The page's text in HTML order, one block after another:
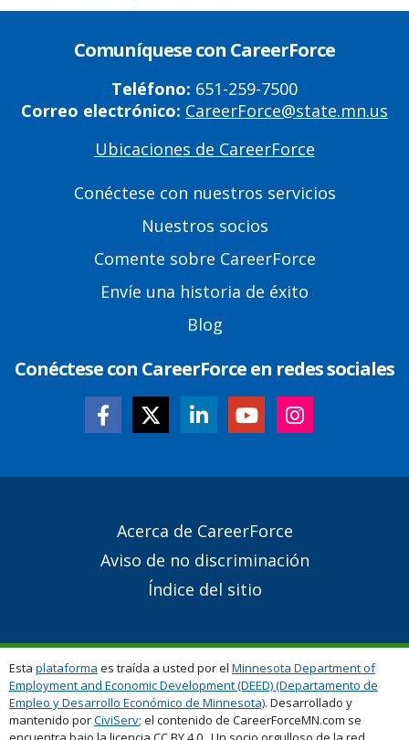
Comuníquese con CareerForce
Teléfono: 651-259-7500
Correo electrónico: CareerForce@state.mn.us
Ubicaciones de CareerForce
Conéctese con nuestros servicios
Nuestros socios
Comente sobre CareerForce
Envíe una historia de éxito
Blog
Conéctese con CareerForce en redes sociales
Acerca de CareerForce
Aviso de no discriminación
Índice del sitio
Esta plataforma es traída a usted por el Minnesota Department of
Employment and Economic Development (DEED) (Departamento de
Empleo y Desarrollo Económico de Minnesota). Desarrollado y
mantenido porCiviServ; el contenido de CareerForceMN.com se